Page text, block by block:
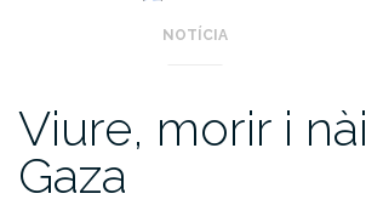
NOTÍCIA
Viure, morir i
Gaza